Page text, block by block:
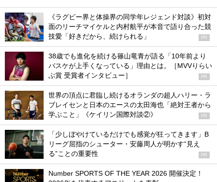
《ラグビー界と体操界の同学年レジェンド対談》初対
面のリーチマイケルと内村航平が本音で語り合った競
技愛「好きだから、続けられる」
PR
38歳でも進化を続ける篠山竜青が語る「10年前より
バスケが上手くなっている」理由とは。［MVVりらい
ぶ賞 受賞者インタビュー］
PR
世界の頂点に君臨し続けるオランダの超人ハリー・ラ
ブレイセンと日本のエースの太田海也「絶対王者から
学ぶこと」《ケイリン国際対談②》
PR
「少しぼやけているだけでも感覚が狂ってきます」B
リーグ屈指のシューター・安藤周人が明かす“見え
る”ことの重要性
PR
Number SPORTS OF THE YEAR 2026 開催決定！